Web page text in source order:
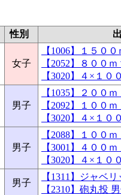
性別
女子
【1006】１５
【2052】８０
【3020】４×
男子
【1035】２０
【2092】１０
【3020】４×
男子
【2088】１０
【3001】４０
【3020】４×
男子
【1311】ジャ
【2310】砲丸